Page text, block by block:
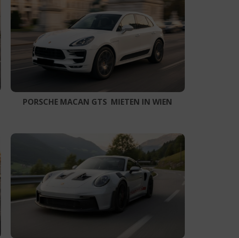
PORSCHE MACAN GTS MIETEN IN WIEN